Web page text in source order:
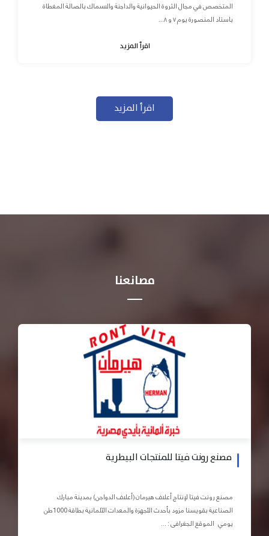
المتخصص في مجال الثروة الحيوانية والداجنة والاسماك بالصالة المغطاة
باستاد المنصورة يوم ٧ و ٨...
اقرأ المزيد
اقرأ المزيد
مصانعنا
مصنع رونت فيتا للمنتجات البيطرية
مصنع رونت فيتا لإنتاج أعلاف هيرمان (أعلاف الدواجن) بمدينة مبارك
الصناعية بقويسنا مزود بأحدث الأجهزة والمعدات الآلمانية بطاقة 1000طن
يومي الموقع الجغرافى : ...